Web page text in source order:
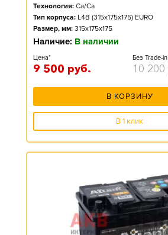
Технология: Ca/Ca
Тип корпуса: L4B (315x175x175) EURO
Размер, мм: 315x175x175
Наличие: В наличии
Цена*
9 500 руб.
Без Trade-in
10 200
В КОРЗИНУ
В 1 клик